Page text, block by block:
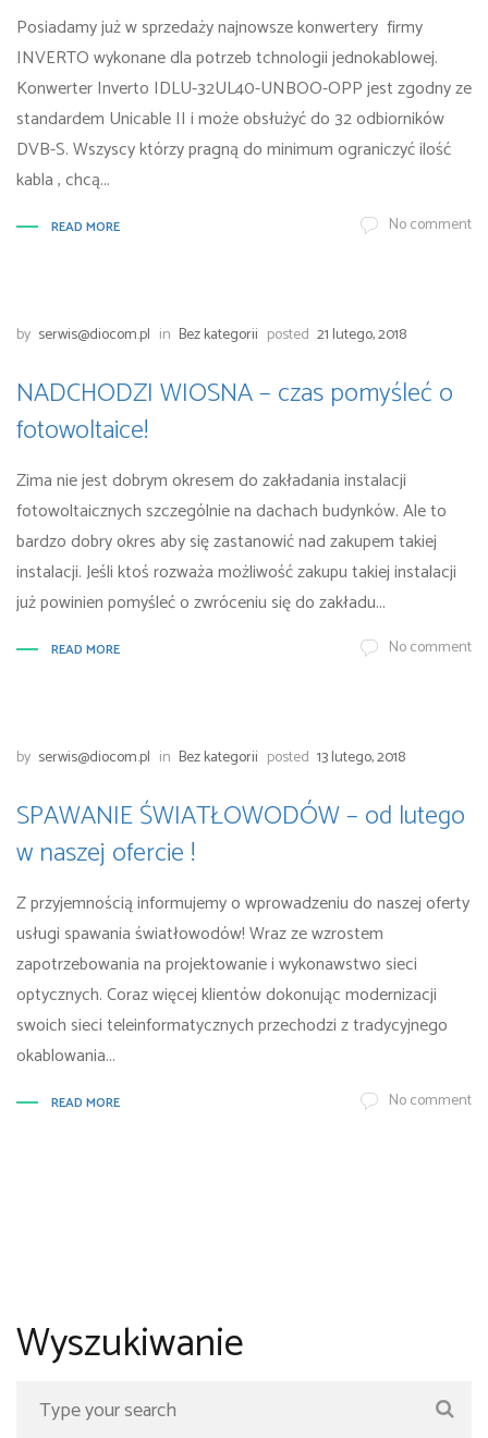
Posiadamy już w sprzedaży najnowsze konwertery firmy
INVERTO wykonane dla potrzeb tchnologii jednokablowej.
Konwerter Inverto IDLU-32UL40-UNBOO-OPP jest zgodny ze
standardem Unicable II i może obsłużyć do 32 odbiorników
DVB-S. Wszyscy którzy pragną do minimum ograniczyć ilość
kabla , chcą...
READ MORE No comment
by serwis@diocom.pl in Bez kategorii posted 21 lutego, 2018
NADCHODZI WIOSNA – czas pomyśleć o
fotowoltaice!
Zima nie jest dobrym okresem do zakładania instalacji
fotowoltaicznych szczególnie na dachach budynków. Ale to
bardzo dobry okres aby się zastanowić nad zakupem takiej
instalacji. Jeśli ktoś rozważa możliwość zakupu takiej instalacji
już powinien pomyśleć o zwróceniu się do zakładu...
READ MORE No comment
by serwis@diocom.pl in Bez kategorii posted 13 lutego, 2018
SPAWANIE ŚWIATŁOWODÓW – od lutego
w naszej ofercie !
Z przyjemnością informujemy o wprowadzeniu do naszej oferty
usługi spawania światłowodów! Wraz ze wzrostem
zapotrzebowania na projektowanie i wykonawstwo sieci
optycznych. Coraz więcej klientów dokonując modernizacji
swoich sieci teleinformatycznych przechodzi z tradycyjnego
okablowania...
READ MORE No comment
Wyszukiwanie